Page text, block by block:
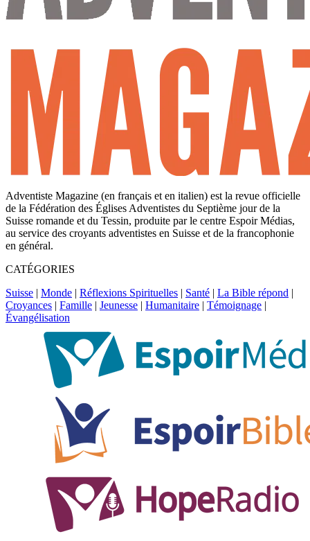
Adventiste Magazine (en français et en italien) est la revue officielle
de la Fédération des Églises Adventistes du Septième jour de la
Suisse romande et du Tessin, produite par le centre Espoir Médias,
au service des croyants adventistes en Suisse et de la francophonie
en général.
CATÉGORIES
Suisse | Monde | Réflexions Spirituelles | Santé | La Bible répond |
Croyances | Famille | Jeunesse | Humanitaire | Témoignage |
Évangélisation